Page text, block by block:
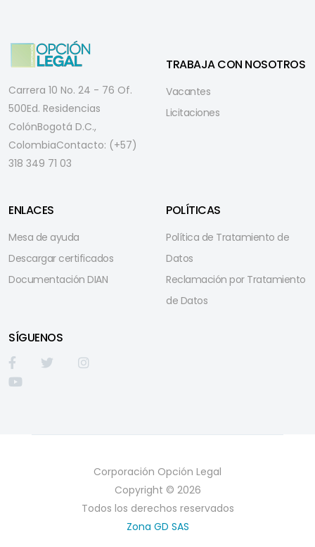
Carrera 10 No. 24 - 76 Of.
500Ed. Residencias
ColónBogotá D.C.,
ColombiaContacto: (+57)
318 349 71 03
TRABAJA CON NOSOTROS
Vacantes
Licitaciones
ENLACES
Mesa de ayuda
Descargar certificados
Documentación DIAN
POLÍTICAS
Política de Tratamiento de
Datos
Reclamación por Tratamiento
de Datos
SÍGUENOS
Corporación Opción Legal
Copyright © 2026
Todos los derechos reservados
Zona GD SAS